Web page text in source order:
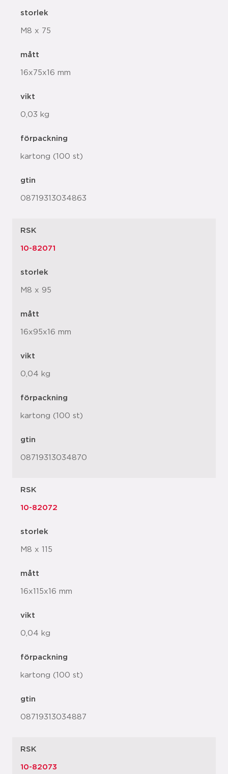
storlek
M8 x 75
mått
16x75x16 mm
vikt
0,03 kg
förpackning
kartong (100 st)
gtin
08719313034863
RSK
10-82071
storlek
M8 x 95
mått
16x95x16 mm
vikt
0,04 kg
förpackning
kartong (100 st)
gtin
08719313034870
RSK
10-82072
storlek
M8 x 115
mått
16x115x16 mm
vikt
0,04 kg
förpackning
kartong (100 st)
gtin
08719313034887
RSK
10-82073